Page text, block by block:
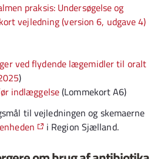
praksis: Undersøgelse og
vejledning (version 6, udgave 4)
ved flydende lægemidler til oralt
)
indlæggelse(Lommekort A6)
til vejledningen og skemaerne
i Region Sjælland.